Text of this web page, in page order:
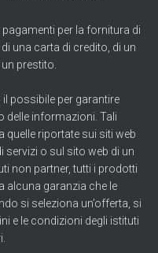
per la fornitura di
una carta di credito, di un
prestito.
possibile per garantire
delle informazioni. Tali
riportate sui siti web
servizi o sul sito web di un
non partner, tutti i prodotti
alcuna garanzia che le
si seleziona un’offerta, si
e le condizioni degli istituti